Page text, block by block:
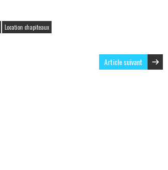
Location chapiteaux
Article suivant